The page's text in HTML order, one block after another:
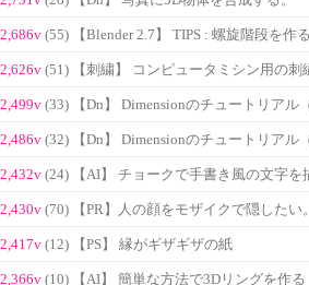
2,686v (55) 【Blender 2.7】 TIPS : 螺旋階段を作る
2,626v (51) 【刺繍】 コンピュータミシン用の刺
2,499v (33) 【Dn】 Dimensionのチュートリアル
2,486v (32) 【Dn】 Dimensionのチュートリアル
2,432v (24) 【AI】 チョークで手書き風の文字を
2,430v (70) 【PR】人の顔をモザイクで隠したい。
2,417v (12) 【PS】 縁がギザギザの紙
2,366v (10) 【AI】 簡単な方法で3Dリングを作る